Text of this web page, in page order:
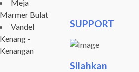
Meja
Marmer Bulat
Vandel
Kenang -
Kenangan
SUPPORT
Silahkan